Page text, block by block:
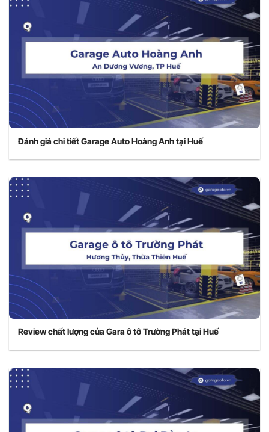
Đánh giá chi tiết Garage Auto Hoàng Anh tại Huế
Review chất lượng của Gara ô tô Trường Phát tại Huế